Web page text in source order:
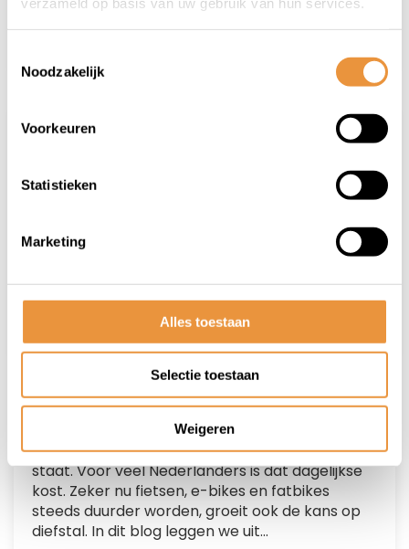
Noodzakelijk
Voorkeuren
Statistieken
Marketing
Alles toestaan
Selectie toestaan
Weigeren
ond...
30 Juni 2026
Dubbel Fietsslot: zin of onzin?
Je fiets parkeren en hopen dat hij er later nog
staat. Voor veel Nederlanders is dat dagelijkse
kost. Zeker nu fietsen, e-bikes en fatbikes
steeds duurder worden, groeit ook de kans op
diefstal. In dit blog leggen we uit...